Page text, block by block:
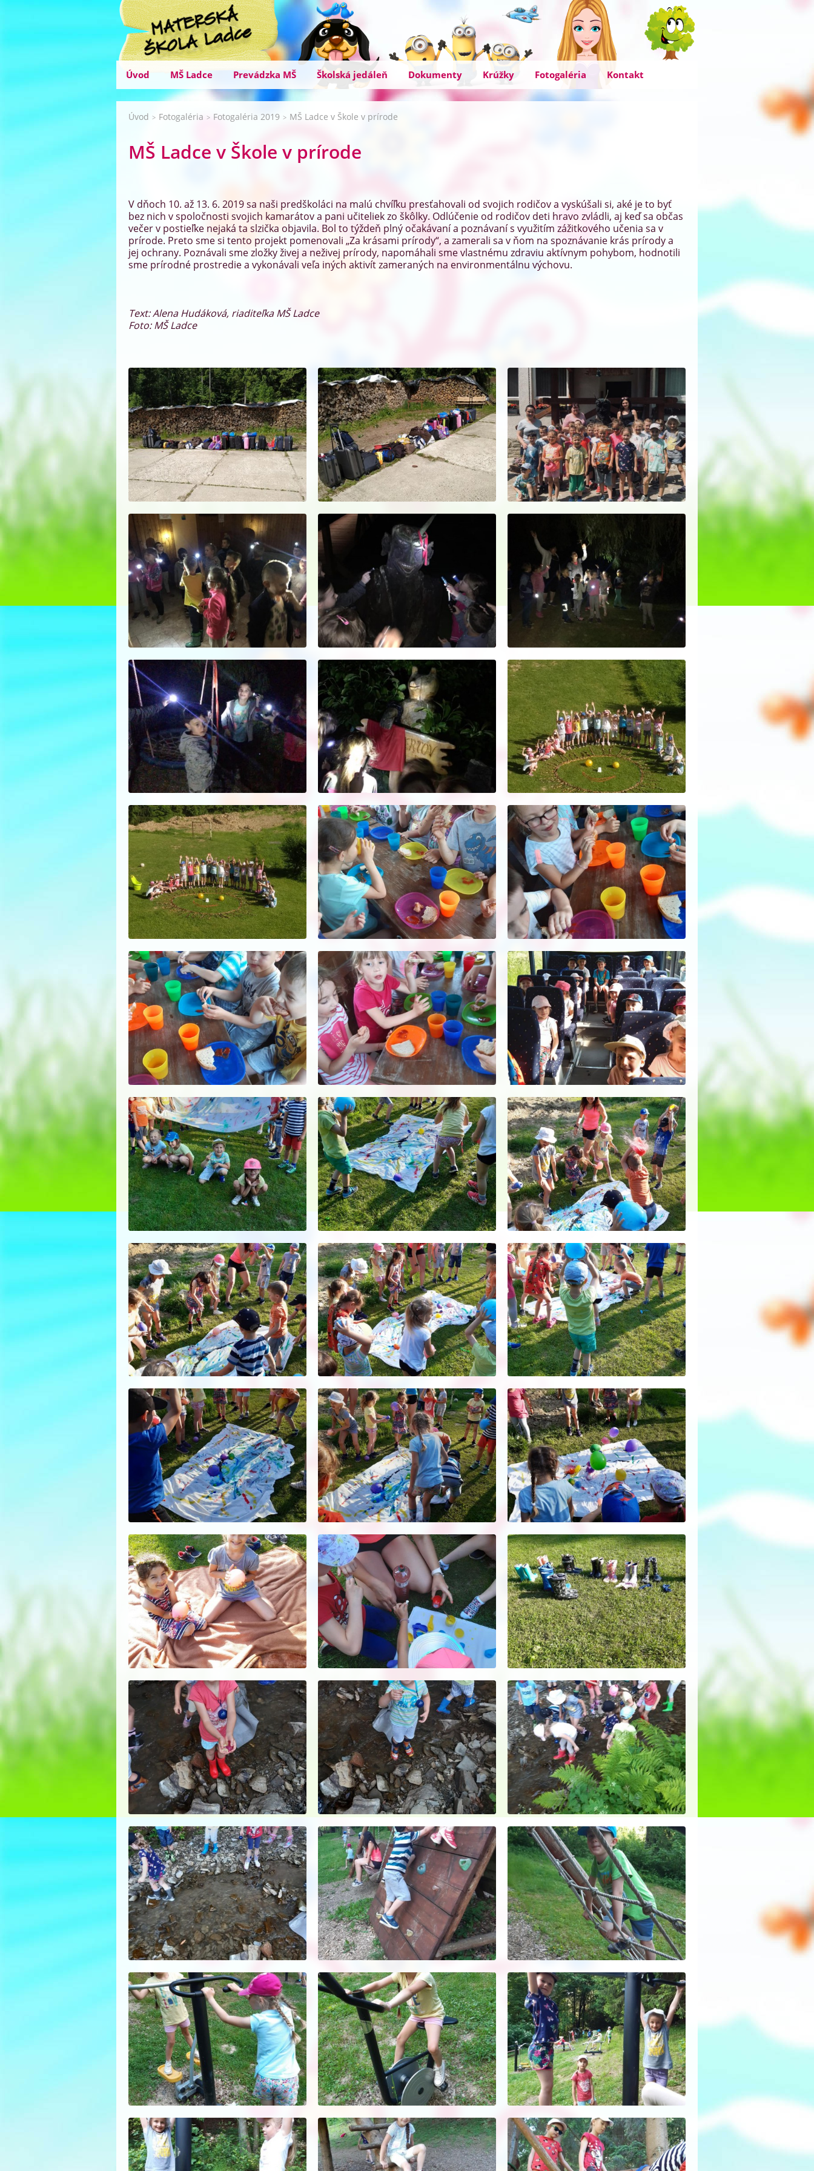
Úvod MŠ Ladce Prevádzka MŠ Školská jedáleň Dokumenty Krúžky Fotogaléria Kontakt
Úvod > Fotogaléria > Fotogaléria 2019 > MŠ Ladce v Škole v prírode
MŠ Ladce v Škole v prírode
V dňoch 10. až 13. 6. 2019 sa naši predškoláci na malú chvíľku presťahovali od svojich rodičov a vyskúšali si, aké je to byť
bez nich v spoločnosti svojich kamarátov a pani učiteliek zo škôlky. Odlúčenie od rodičov deti hravo zvládli, aj keď sa občas
večer v postieľke nejaká ta slzička objavila. Bol to týždeň plný očakávaní a poznávaní s využitím zážitkového učenia sa v
prírode. Preto sme si tento projekt pomenovali „Za krásami prírody“, a zamerali sa v ňom na spoznávanie krás prírody a
jej ochrany. Poznávali sme zložky živej a neživej prírody, napomáhali sme vlastnému zdraviu aktívnym pohybom, hodnotili
sme prírodné prostredie a vykonávali veľa iných aktivít zameraných na environmentálnu výchovu.
Text: Alena Hudáková, riaditeľka MŠ Ladce
Foto: MŠ Ladce